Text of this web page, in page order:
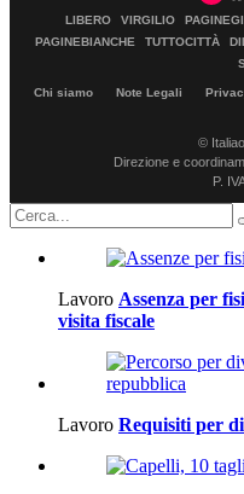
LIBERO VIRGILIO
PAGINEBIANCHE
TUTTOCITTÀ
Chi siamo Note Legali
©
Direzione e
P.
Lavoro Assenza per
visita fiscale
Lavoro Requisiti per